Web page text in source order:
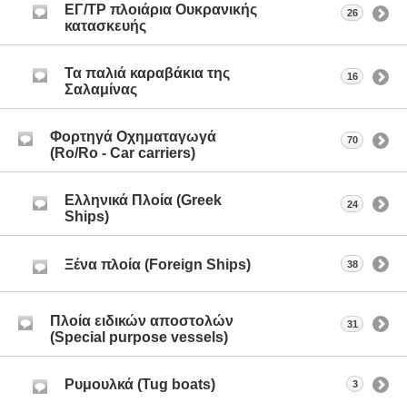
ΕΓ/ΤΡ πλοιάρια Ουκρανικής
κατασκευής
26
Τα παλιά καραβάκια της
Σαλαμίνας
16
Φορτηγά Οχηματαγωγά
(Ro/Ro - Car carriers)
70
Ελληνικά Πλοία (Greek
Ships)
24
Ξένα πλοία (Foreign Ships) 38
Πλοία ειδικών αποστολών
(Special purpose vessels)
31
Ρυμουλκά (Tug boats) 3